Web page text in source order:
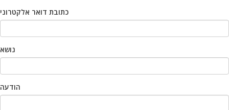
כתובת דואר אלקטרוני
נושא
הודעה